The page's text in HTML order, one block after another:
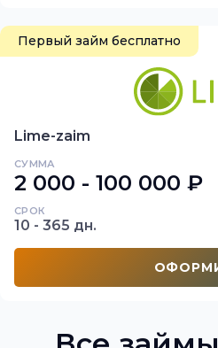
Первый займ бесплатно
Lime-zaim
СУММА
2 000 - 100 000 ₽
СРОК
10 - 365 дн.